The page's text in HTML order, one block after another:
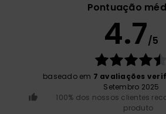
Pontuação
4.7/5
baseado em 7 avaliações
Setembro 2025
100% dos nossos clientes
produto